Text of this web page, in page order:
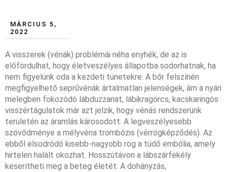
MÁRCIUS 5,
2022
A visszerek (vénák) problémái néha enyhék, de az is
előfordulhat, hogy életveszélyes állapotba sodorhatnak, ha
nem figyelünk oda a kezdeti tünetekre. A bőr felszínén
megfigyelhető seprűvénák ártalmatlan jelenségek, ám a nyári
melegben fokozódó lábduzzanat, lábikragörcs, kacskaringós
visszértágulatok már azt jelzik, hogy vénás rendszerünk
területén az áramlás károsodott. A legveszélyesebb
szövődménye a mélyvéna trombózis (vérrögképződés). Az
ebből elsodródó kisebb-nagyobb rög a tüdő embólia, amely
hirtelen halált okozhat. Hosszútávon a lábszárfekély
keserítheti meg a beteg életét. A dohányzás,